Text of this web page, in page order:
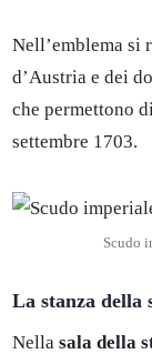
Nell’emblema si
d’Austria e dei
che permettono
settembre 1703.
Scudo
La stanza della
Nella sala della